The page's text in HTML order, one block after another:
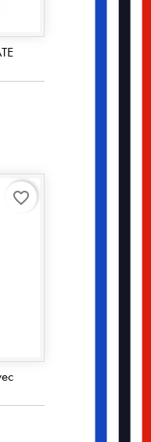
favorite_border